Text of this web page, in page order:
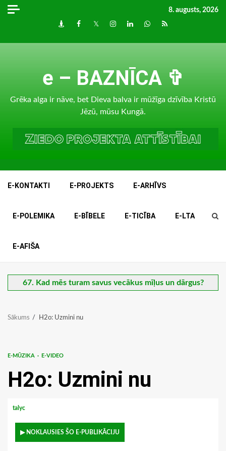
Skip
8. augusts, 2026
DraugiemFacebook
TwitterInstagram
LinkedInwhatsapp
RSS
e – BAZNĪCA ✞
Grēka alga ir nāve, bet Dieva balva ir mūžīga dzīvība Kristū
Jēzū, mūsu Kungā.
E-KONTAKTI E-PROJEKTS E-ARHĪVS
E-POLEMIKA E-BĪBELE E-TICĪBA E-LTA
E-AFIŠA
67. Kad mēs turam savus vecākus mīļus un dārgus?
Sākums H2o: Uzmini nu
E-MŪZIKA E-VIDEO
H2o: Uzmini nu
talyc
▶ NOKLAUSIES ŠO E-PUBLIKĀCIJU